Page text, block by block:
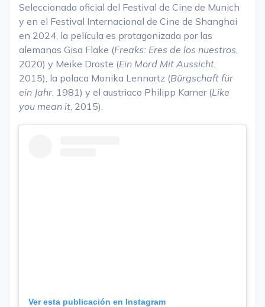
Seleccionada oficial del Festival de Cine de Munich
y en el Festival Internacional de Cine de Shanghai
en 2024, la película es protagonizada por las
alemanas Gisa Flake (Freaks: Eres de los nuestros,
2020) y Meike Droste (Ein Mord Mit Aussicht,
2015), la polaca Monika Lennartz (Bürgschaft für
ein Jahr, 1981) y el austriaco Philipp Karner (Like
you mean it, 2015).
Ver esta publicación en Instagram